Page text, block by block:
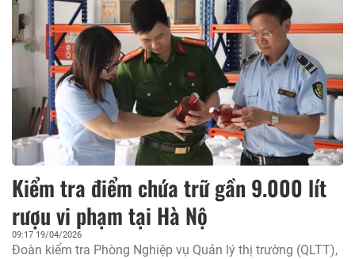
Kiểm tra điểm chứa trữ gần 9.000 lít
rượu vi phạm tại Hà Nộ
09:17 19/04/2026
Đoàn kiểm tra Phòng Nghiệp vụ Quản lý thị trường (QLTT),